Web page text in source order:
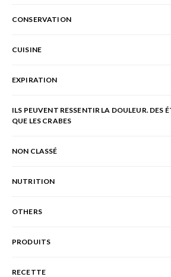
CONSERVATION
CUISINE
EXPIRATION
ILS PEUVENT RESSENTIR LA DOULEUR. DES
QUE LES CRABES
NON CLASSÉ
NUTRITION
OTHERS
PRODUITS
RECETTE